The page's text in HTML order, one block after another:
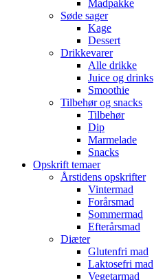
Madpakke
Søde sager
Kage
Dessert
Drikkevarer
Alle drikke
Juice og drinks
Smoothie
Tilbehør og snacks
Tilbehør
Dip
Marmelade
Snacks
Opskrift temaer
Årstidens opskrifter
Vintermad
Forårsmad
Sommermad
Efterårsmad
Diæter
Glutenfri mad
Laktosefri mad
Vegetarmad